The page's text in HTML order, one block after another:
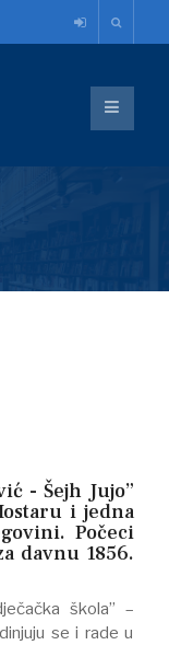
- Šejh Jujo”
i jedna
Počeci
davnu 1856.
škola” –
se i rade u